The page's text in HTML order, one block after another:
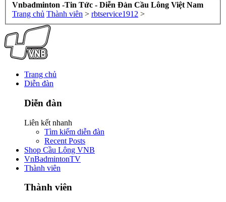
Vnbadminton -Tin Tức - Diễn Đàn Cầu Lông Việt Nam
Trang chủ Thành viên > rbtservice1912 >
Trang chủ
Diễn đàn
Diễn đàn
Liên kết nhanh
Tìm kiếm diễn đàn
Recent Posts
Shop Cầu Lông VNB
VnBadmintonTV
Thành viên
Thành viên